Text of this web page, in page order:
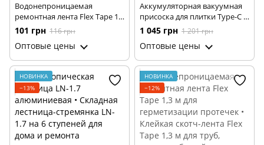
Водонепроницаемая
ремонтная лента Flex Tape 1
м для герметизации
протечек • Клейкая скотч-
лента Flex Tape 1 м для труб,
шлангов, бассейнов и
ремонта
101 грн 116 грн
Оптовые цены
Аккумуляторная вакуумная
присоска для плитки Type-C •
Электрический подъемник
для переноски
керамогранита и
крупноформатной плитки
1 045 грн 1 201 грн
Оптовые цены
НОВИНКА
−13%
НОВИНКА
−12%